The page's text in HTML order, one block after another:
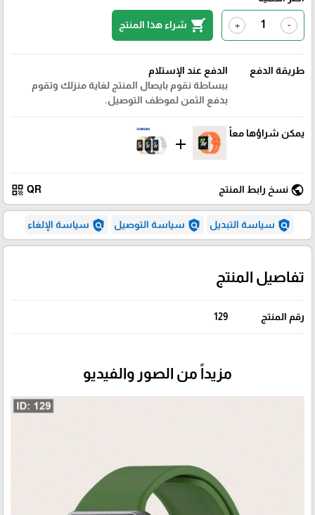
-
+
shopping_cart شراء هذا المنتج
طريقة الدفع
الدفع عند الإستلام
ببساطة نقوم بايصال المنتج لغاية منزلك وتقوم
بدفع الثمن لموظف التوصيل.
يمكن شراؤها معاً
add
public نسخ رابط المنتج QR
qr_code
policy سياسة التبديل policy سياسة التوصيل policy سياسة الإلغاء
تفاصيل المنتج
رقم المنتج 129
مزيداً من الصور والفيديو